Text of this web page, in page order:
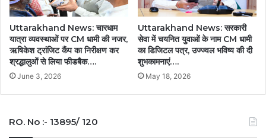
Uttarakhand News: चारधाम
यात्रा व्यवस्थाओं पर CM धामी की नजर,
ऋषिकेश ट्रांजिट कैंप का निरीक्षण कर
श्रद्धालुओं से लिया फीडबैक….
June 3, 2026
Uttarakhand News: सरकारी
सेवा में चयनित युवाओं के नाम CM धामी
का डिजिटल पत्र, उज्ज्वल भविष्य की दी
शुभकामनाएं….
May 18, 2026
RO. No :- 13895/ 120